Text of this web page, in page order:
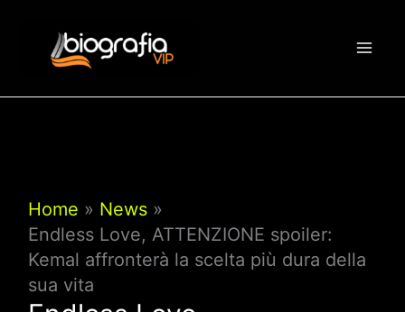
contenuto
Home
News
Endless Love, ATTENZIONE spoiler:
Kemal affronterà la scelta più dura della
sua vita